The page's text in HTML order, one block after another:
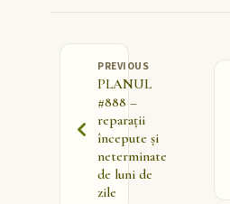
PREVIOUS
PLANUL
#888 –
reparații
începute și
neterminate
de luni de
zile